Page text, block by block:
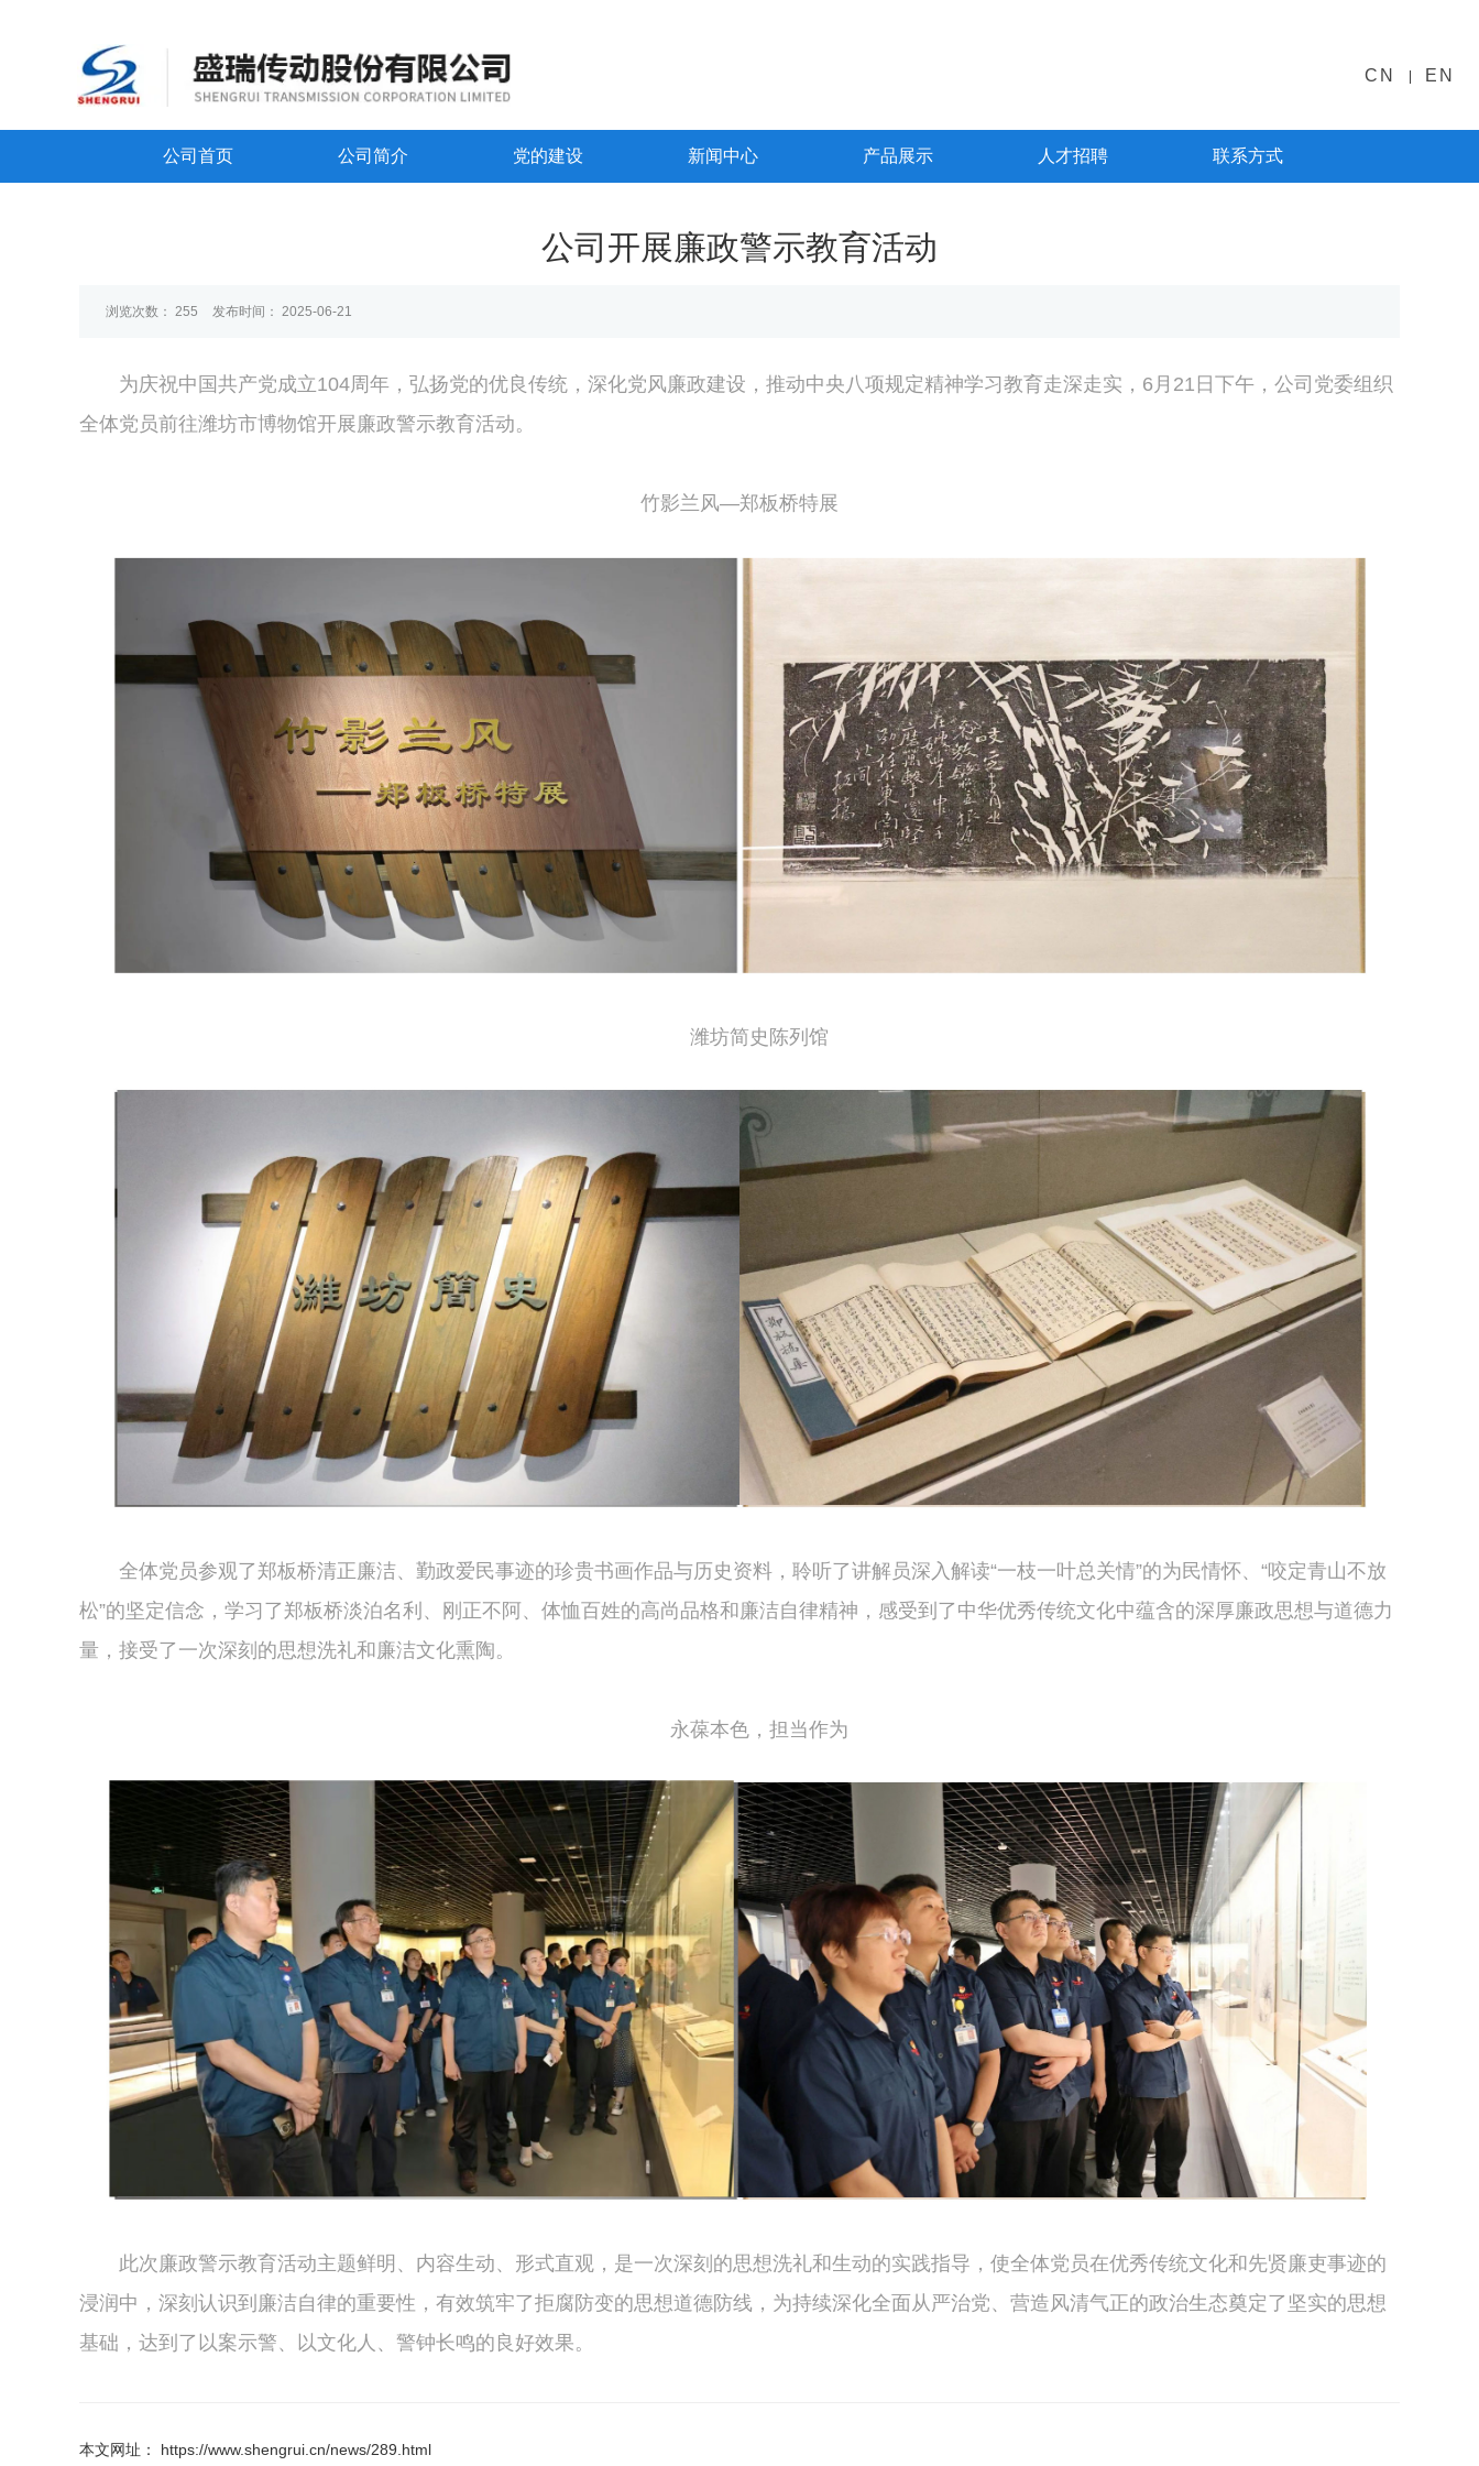
CN | EN
公司首页 公司简介 党的建设 新闻中心 产品展示 人才招聘 联系方式
公司开展廉政警示教育活动
浏览次数： 255 发布时间： 2025-06-21
为庆祝中国共产党成立104周年，弘扬党的优良传统，深化党风廉政建设，推动中央八项规定精神学习教育走深走实，6月21日下午，公司党委组织
全体党员前往潍坊市博物馆开展廉政警示教育活动。
竹影兰风—郑板桥特展
潍坊简史陈列馆
全体党员参观了郑板桥清正廉洁、勤政爱民事迹的珍贵书画作品与历史资料，聆听了讲解员深入解读“一枝一叶总关情”的为民情怀、“咬定青山不放
松”的坚定信念，学习了郑板桥淡泊名利、刚正不阿、体恤百姓的高尚品格和廉洁自律精神，感受到了中华优秀传统文化中蕴含的深厚廉政思想与道德力
量，接受了一次深刻的思想洗礼和廉洁文化熏陶。
永葆本色，担当作为
此次廉政警示教育活动主题鲜明、内容生动、形式直观，是一次深刻的思想洗礼和生动的实践指导，使全体党员在优秀传统文化和先贤廉吏事迹的
浸润中，深刻认识到廉洁自律的重要性，有效筑牢了拒腐防变的思想道德防线，为持续深化全面从严治党、营造风清气正的政治生态奠定了坚实的思想
基础，达到了以案示警、以文化人、警钟长鸣的良好效果。
本文网址： https://www.shengrui.cn/news/289.html